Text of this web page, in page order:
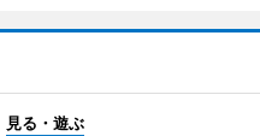
見る・遊ぶ